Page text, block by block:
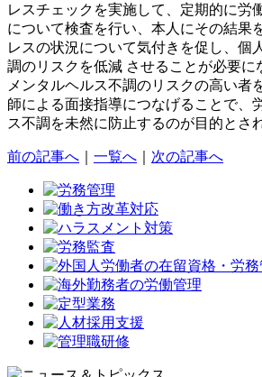
レスチェックを実施して、定期的に労
について検査を行い、本人にその結果
レスの状況について気付きを促し、個
調のリスクを低減 させることが必要に
メンタルヘルス不調のリスクの高い者
師による面接指導につなげることで、
ス不調を未然に防止するのが目的とさ
前の記事へ 一覧へ 次の記事へ